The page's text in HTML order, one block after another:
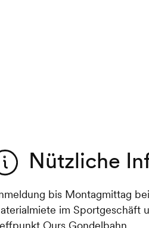
Nützliche
bis Montagmittag
im Sportgeschäft
Ours Gondelbahn